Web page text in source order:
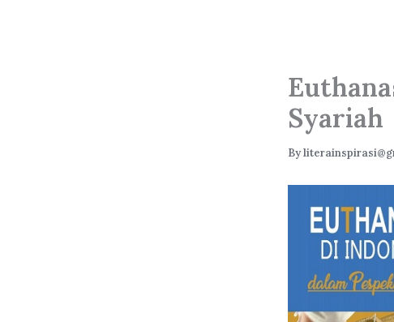
Syariah
By